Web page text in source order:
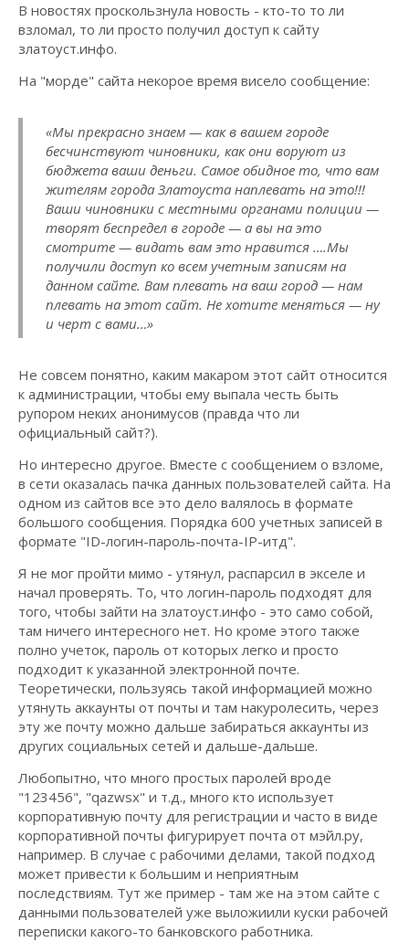
В новостях проскользнула новость - кто-то то ли
взломал, то ли просто получил доступ к сайту
златоуст.инфо.
На "морде" сайта некорое время висело сообщение:
«Мы прекрасно знаем — как в вашем городе
бесчинствуют чиновники, как они воруют из
бюджета ваши деньги. Самое обидное то, что вам
жителям города Златоуста наплевать на это!!!
Ваши чиновники с местными органами полиции —
творят беспредел в городе — а вы на это
смотрите — видать вам это нравится ….Мы
получили доступ ко всем учетным записям на
данном сайте. Вам плевать на ваш город — нам
плевать на этот сайт. Не хотите меняться — ну
и черт с вами…»
Не совсем понятно, каким макаром этот сайт относится
к администрации, чтобы ему выпала честь быть
рупором неких анонимусов (правда что ли
официальный сайт?).
Но интересно другое. Вместе с сообщением о взломе,
в сети оказалась пачка данных пользователей сайта. На
одном из сайтов все это дело валялось в формате
большого сообщения. Порядка 600 учетных записей в
формате "ID-логин-пароль-почта-IP-итд".
Я не мог пройти мимо - утянул, распарсил в экселе и
начал проверять. То, что логин-пароль подходят для
того, чтобы зайти на златоуст.инфо - это само собой,
там ничего интересного нет. Но кроме этого также
полно учеток, пароль от которых легко и просто
подходит к указанной электронной почте.
Теоретически, пользуясь такой информацией можно
утянуть аккаунты от почты и там накуролесить, через
эту же почту можно дальше забираться аккаунты из
других социальных сетей и дальше-дальше.
Любопытно, что много простых паролей вроде
"123456", "qazwsx" и т.д., много кто использует
корпоративную почту для регистрации и часто в виде
корпоративной почты фигурирует почта от мэйл.ру,
например. В случае с рабочими делами, такой подход
может привести к большим и неприятным
последствиям. Тут же пример - там же на этом сайте с
данными пользователей уже выложиили куски рабочей
переписки какого-то банковского работника.